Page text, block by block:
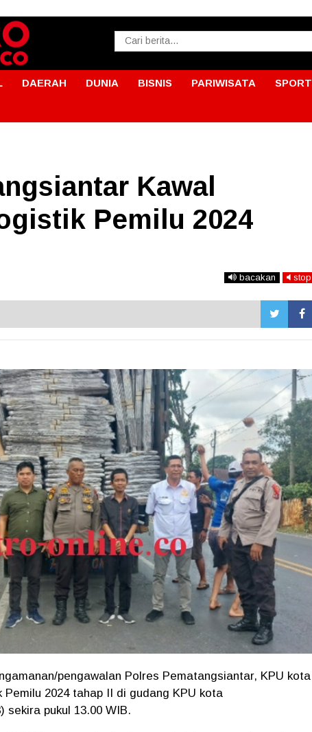
DAERAH DUNIA BISNIS PARIWISATA SPORT
Kawal
Pemilu 2024
bacakan stop
pengawalan Polres Pematangsiantar, KPU kota
2024 tahap II di gudang KPU kota
sekira pukul 13.00 WIB.